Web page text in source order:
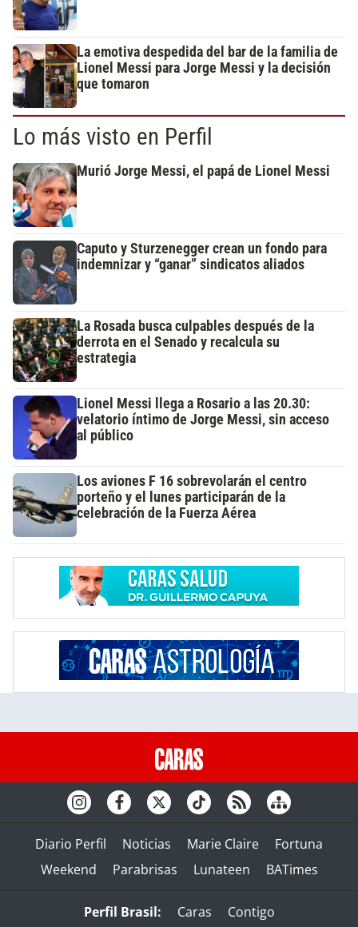
La emotiva despedida del bar de la familia de
Lionel Messi para Jorge Messi y la decisión
que tomaron
Lo más visto en Perfil
Murió Jorge Messi, el papá de Lionel Messi
Caputo y Sturzenegger crean un fondo para
indemnizar y “ganar” sindicatos aliados
La Rosada busca culpables después de la
derrota en el Senado y recalcula su
estrategia
Lionel Messi llega a Rosario a las 20.30:
velatorio íntimo de Jorge Messi, sin acceso
al público
Los aviones F 16 sobrevolarán el centro
porteño y el lunes participarán de la
celebración de la Fuerza Aérea
Diario Perfil Noticias Marie Claire
Fortuna
Weekend
Parabrisas Lunateen BATimes
Perfil Brasil: Caras Contigo